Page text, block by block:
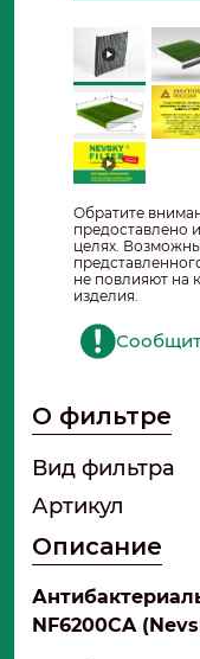
Обратите
предоставлено
целях.
не повлияют на
изделия.
О фильтре
Вид фильтра
Артикул
Описание
NF6200CA